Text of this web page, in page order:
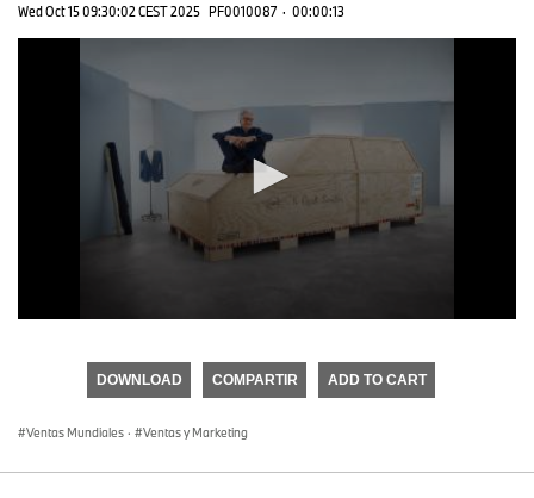
Wed Oct 15 09:30:02 CEST 2025 PF0010087 · 00:00:13
seconds
DOWNLOAD COMPARTIR ADD TO CART
Ventas Mundiales · Ventas y Marketing